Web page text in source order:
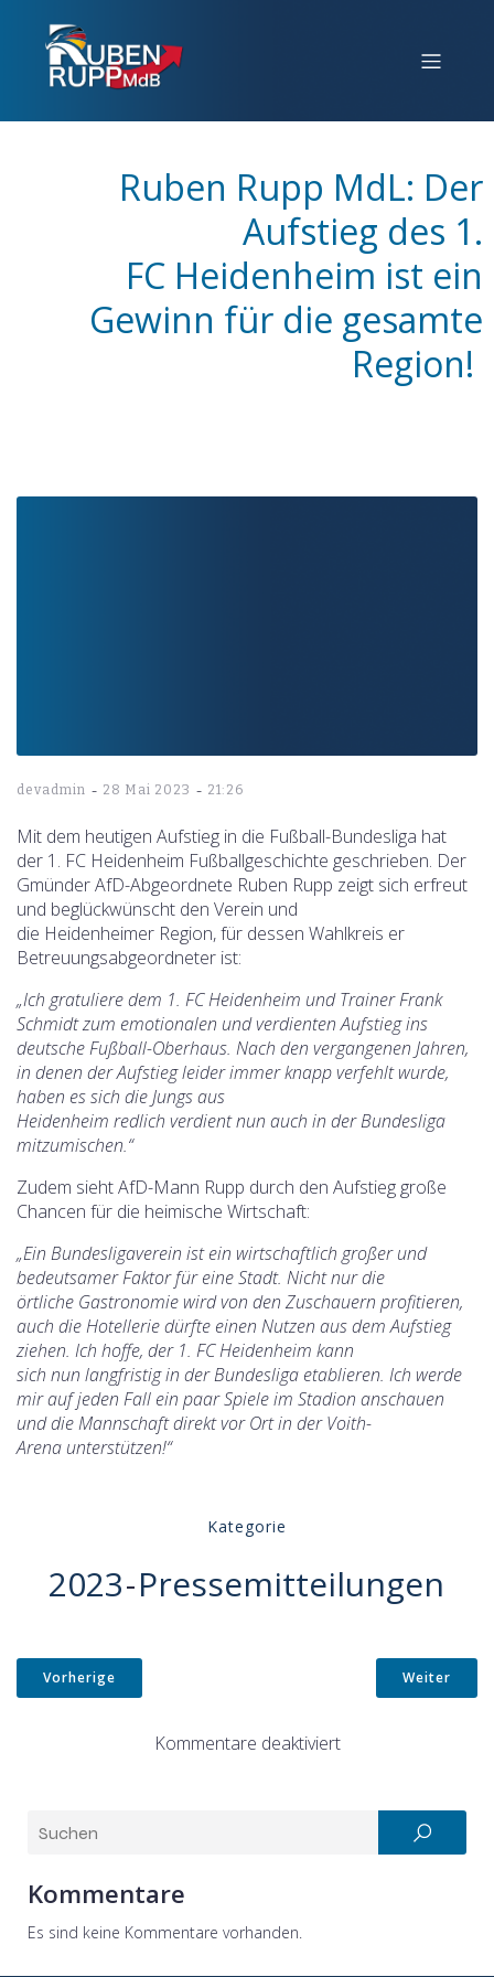
Ruben Rupp MdL: Der
Aufstieg des 1.
FC Heidenheim ist ein
Gewinn für die gesamte
Region!
devadmin - 28 Mai 2023 - 21:26
Mit dem heutigen Aufstieg in die Fußball-Bundesliga hat
der 1. FC Heidenheim Fußballgeschichte geschrieben. Der
Gmünder AfD-Abgeordnete Ruben Rupp zeigt sich erfreut
und beglückwünscht den Verein und
die Heidenheimer Region, für dessen Wahlkreis er
Betreuungsabgeordneter ist:
„Ich gratuliere dem 1. FC Heidenheim und Trainer Frank
Schmidt zum emotionalen und verdienten Aufstieg ins
deutsche Fußball-Oberhaus. Nach den vergangenen Jahren,
in denen der Aufstieg leider immer knapp verfehlt wurde,
haben es sich die Jungs aus
Heidenheim redlich verdient nun auch in der Bundesliga
mitzumischen.“
Zudem sieht AfD-Mann Rupp durch den Aufstieg große
Chancen für die heimische Wirtschaft:
„Ein Bundesligaverein ist ein wirtschaftlich großer und
bedeutsamer Faktor für eine Stadt. Nicht nur die
örtliche Gastronomie wird von den Zuschauern profitieren,
auch die Hotellerie dürfte einen Nutzen aus dem Aufstieg
ziehen. Ich hoffe, der 1. FC Heidenheim kann
sich nun langfristig in der Bundesliga etablieren. Ich werde
mir auf jeden Fall ein paar Spiele im Stadion anschauen
und die Mannschaft direkt vor Ort in der Voith-
Arena unterstützen!“
Kategorie
2023-Pressemitteilungen
Vorherige Weiter
Kommentare deaktiviert
Kommentare
Es sind keine Kommentare vorhanden.